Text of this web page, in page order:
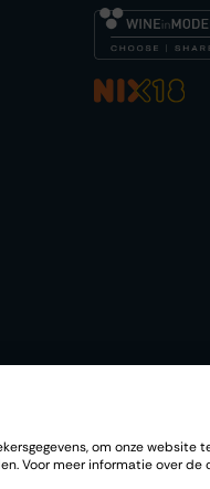
om onze
Voor meer informatie over